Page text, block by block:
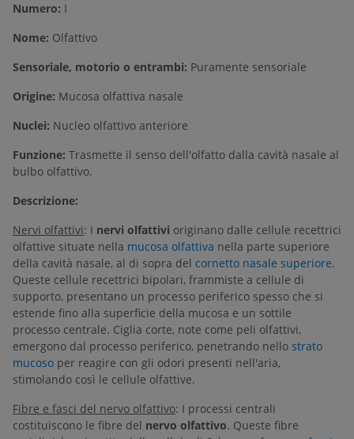
Numero: I
Nome: Olfattivo
Sensoriale, motorio o entrambi: Puramente sensoriale
Origine: Mucosa olfattiva nasale
Nuclei: Nucleo olfattivo anteriore
Funzione: Trasmette il senso dell'olfatto dalla cavità nasale al
bulbo olfattivo.
Descrizione:
Nervi olfattivi: I nervi olfattivi originano dalle cellule recettrici
olfattive situate nella mucosa olfattiva nella parte superiore
della cavità nasale, al di sopra del cornetto nasale superiore.
Queste cellule recettrici bipolari, frammiste a cellule di
supporto, presentano un processo periferico spesso che si
estende fino alla superficie della mucosa e un sottile
processo centrale. Ciglia corte, note come peli olfattivi,
emergono dal processo periferico, penetrando nello strato
mucoso per reagire con gli odori presenti nell'aria,
stimolando così le cellule olfattive.
Fibre e fasci del nervo olfattivo: I processi centrali
costituiscono le fibre del nervo olfattivo. Queste fibre